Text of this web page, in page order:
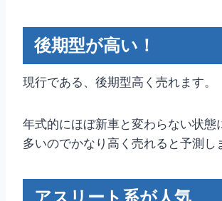
後期型が高い！
現行である、後期型高く売れます。
年式的にほぼ新車と変わらない状態
多いのでかなり高く売れると予測し
アスリート系が人気